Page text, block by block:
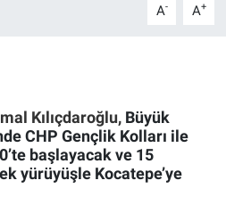
A- A+
Kılıçdaroğlu,Büyük
CHP Gençlik Kolları ile
başlayacak ve 15
yürüyüşle Kocatepe’ye